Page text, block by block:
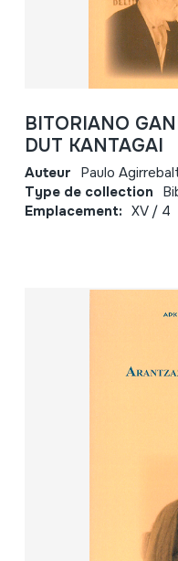
BITORIANO
DUT KANTAGAI
Auteur Paulo
Type de collection
Emplacement: XV / 4